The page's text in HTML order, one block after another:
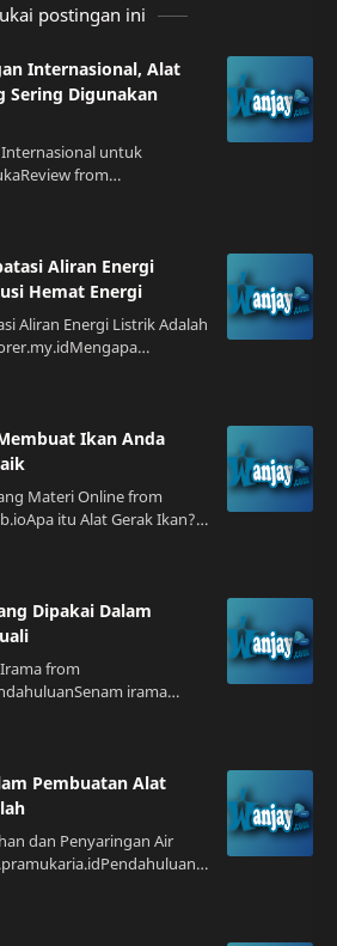
postingan ini
Internasional, Alat
Sering Digunakan
Internasional untuk
from
Dalam
alat tukar sangat
Aliran Energi
Hemat Energi
Aliran Energi Listrik Adalah
Aliran Energi Listrik?
terkendali dapat men…
Ikan Anda
Materi Online from
itu Alat Gerak Ikan?
alat yang digunakan
bergerak lebih baik di da…
Dipakai Dalam
from
irama
yang cukup populer di
senam irama
Pembuatan Alat
dan Penyaringan Air
alam yang sangat
manusia. Namun, tidak